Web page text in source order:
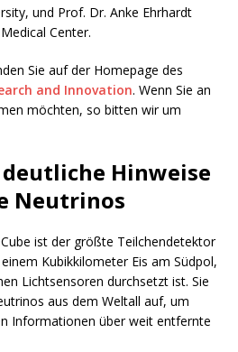
und Prof. Dr. Anke Ehrhardt
Center.
Sie auf der Homepage des
and Innovation. Wenn Sie an
möchten, so bitten wir um
Hinweise
Neutrinos
ist der größte Teilchendetektor
Kubikkilometer Eis am Südpol,
Lichtsensoren durchsetzt ist. Sie
aus dem Weltall auf, um
Informationen über weit entfernte